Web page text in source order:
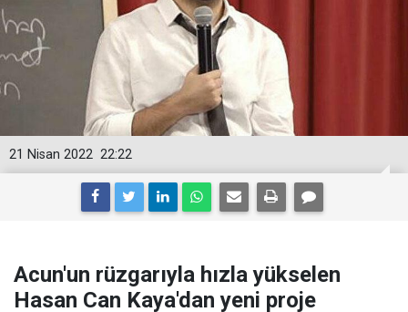
22:22
21 Nisan 2022
Acun'un rüzgarıyla hızla yükselen
Hasan Can Kaya'dan yeni proje